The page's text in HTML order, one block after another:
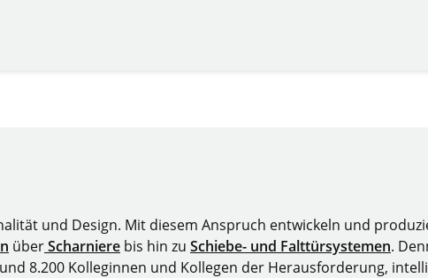
und Design. Mit diesem Anspruch entwickeln und
überScharniere bis hin zu Schiebe- und Falttürsystemen.
8.200 Kolleginnen und Kollegen der Herausforderung,